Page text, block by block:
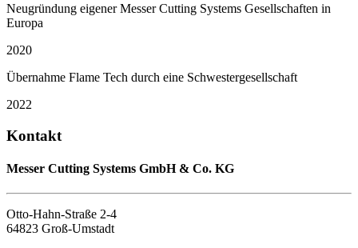
Neugründung eigener Messer Cutting Systems Gesellschaften in
Europa
2020
Übernahme Flame Tech durch eine Schwestergesellschaft
2022
Kontakt
Messer Cutting Systems GmbH & Co. KG
Otto-Hahn-Straße 2-4
64823 Groß-Umstadt